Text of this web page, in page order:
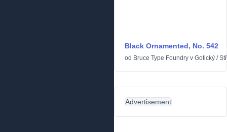
Black Ornamented, No. 542
od Bruce Type Foundry v Gotický /
Advertisement